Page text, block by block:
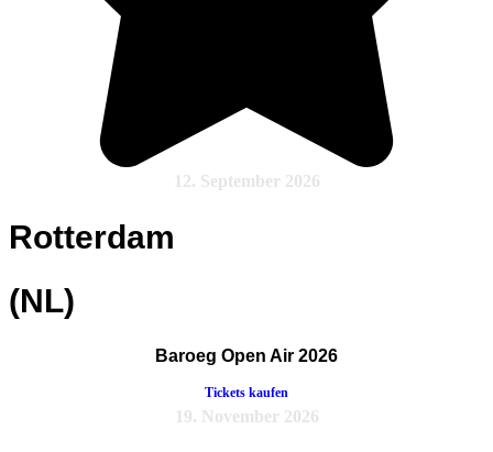
12. September 2026
Rotterdam
(NL)
Baroeg Open Air 2026
Tickets kaufen
19. November 2026